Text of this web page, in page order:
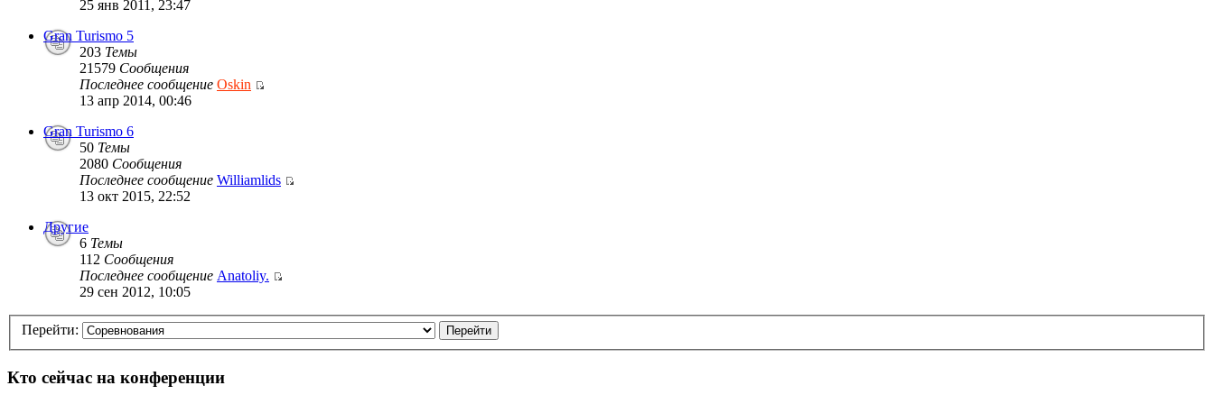
25 янв 2011, 23:47
Gran Turismo 5
203 Темы
21579 Сообщения
Последнее сообщение Oskin
13 апр 2014, 00:46
Gran Turismo 6
50 Темы
2080 Сообщения
Последнее сообщение Williamlids
13 окт 2015, 22:52
Другие
6 Темы
112 Сообщения
Последнее сообщение Anatoliy.
29 сен 2012, 10:05
Перейти:
Кто сейчас на конференции